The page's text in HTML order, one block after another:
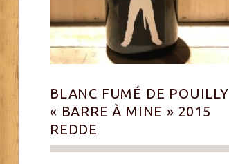
BLANC FUMÉ DE POUILLY
« BARRE À MINE » 2015
REDDE